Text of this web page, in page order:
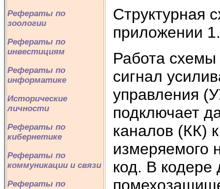
Рефераты по
зоологии
Рефераты по
инвестициям
Рефераты по
информатике
Исторические
личности
Рефераты по
кибернетике
Рефераты по
коммуникации и связи
Рефераты по
Структурная
приложении 1.
Работа
сигнал
управления
подключает
каналов (КК)
измеряемого
код. В кодере